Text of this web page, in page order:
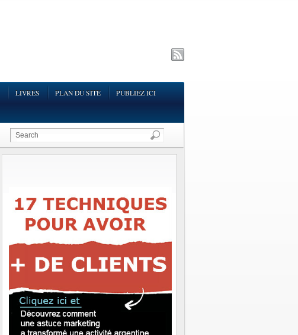
LIVRES PLAN DU SITE PUBLIEZ ICI